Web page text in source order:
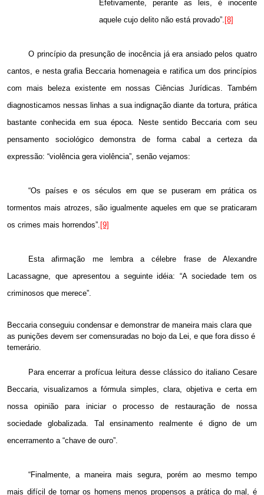
Efetivamente, perante as leis, é inocente
aquele cujo delito não está provado”. [8]
O princípio da presunção de inocência já era ansiado pelos quatro
cantos, e nesta grafia Beccaria homenageia e ratifica um dos princípios
com mais beleza existente em nossas Ciências Jurídicas.
Também
diagnosticamos nessas linhas a sua indignação diante da tortura, prática
bastante conhecida em sua época. Neste sentido Beccaria com seu
pensamento sociológico demonstra de forma cabal a certeza da
expressão: “violência gera violência”, senão vejamos:
“Os países e os séculos em que se puseram em prática os
tormentos mais atrozes, são igualmente aqueles em que se praticaram
os crimes mais horrendos”. [9]
Esta afirmação me lembra a célebre frase de Alexandre
Lacassagne, que apresentou a seguinte idéia: “A sociedade tem os
criminosos que merece”.
Beccaria conseguiu condensar e demonstrar de maneira mais clara que
as punições devem ser comensuradas no bojo da Lei, e que fora disso é
temerário.
Para encerrar a profícua leitura desse clássico do italiano Cesare
Beccaria, visualizamos a fórmula simples, clara, objetiva e certa em
nossa opinião para iniciar o processo de restauração de nossa
sociedade globalizada. Tal ensinamento realmente é digno de um
encerramento a “chave de ouro”.
“Finalmente, a maneira mais segura, porém ao mesmo tempo
mais difícil de tornar os homens menos propensos a prática do mal, é